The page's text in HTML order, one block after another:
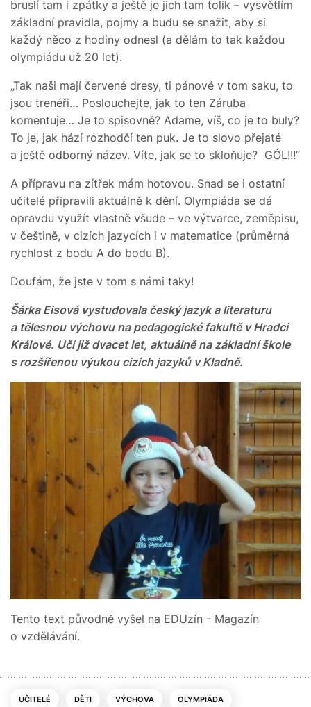
bruslí tam i zpátky a ještě je jich tam tolik – vysvětlím
základní pravidla, pojmy a budu se snažit, aby si
každý něco z hodiny odnesl (a dělám to tak každou
olympiádu už 20 let).
„Tak naši mají červené dresy, ti pánové v tom saku, to
jsou trenéři… Poslouchejte, jak to ten Záruba
komentuje… Je to spisovně? Adame, víš, co je to buly?
To je, jak hází rozhodčí ten puk. Je to slovo přejaté
a ještě odborný název. Víte, jak se to skloňuje? GÓL!!!“
A přípravu na zítřek mám hotovou. Snad se i ostatní
učitelé připravili aktuálně k dění. Olympiáda se dá
opravdu využít vlastně všude – ve výtvarce, zeměpisu,
v češtině, v cizích jazycích i v matematice (průměrná
rychlost z bodu A do bodu B).
Doufám, že jste v tom s námi taky!
Šárka Eisová vystudovala český jazyk a literaturu
a tělesnou výchovu na pedagogické fakultě v Hradci
Králové. Učí již dvacet let, aktuálně na základní škole
s rozšířenou výukou cizích jazyků v Kladně.
Tento text původně vyšel na EDUzín - Magazín
o vzdělávání.
UČITELÉ DĚTI VÝCHOVA OLYMPIÁDA